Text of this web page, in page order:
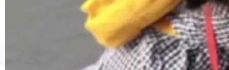
©OSCHINA(OSChina.NET) 京ICP备2025119063号